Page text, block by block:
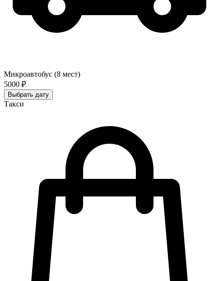
Микроавтобус (8 мест)
5000 ₽
Выбрать дату
Такси